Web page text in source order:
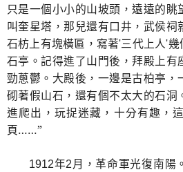
只是一個小小的山坡頭，遠遠的眺
叫奎星塔，那兒還有口井，武侯祠
石枋上有塊橫匾，寫著'三代上人'幾
石亭。記得進了山門後，拜殿上有
勁蔥鬱。大殿後，一邊是古柏亭，
砌著假山石，還有個不太大的石洞
進爬出，玩捉迷藏，十分有趣，
頁……”
1912年2月，革命軍光復南陽